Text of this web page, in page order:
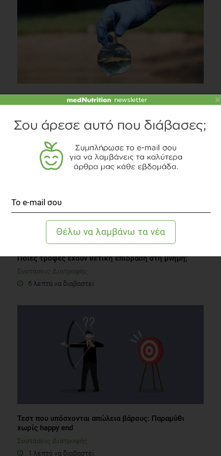
Cr-Χριστούγεννα
5 λεπτά να διαβαστεί
Ποιες τροφές έχουν θετική επίδραση στη μνήμη;
Συστάσεις Διατροφής
6 λεπτά να διαβαστεί
Τεστ που υπόσχονται απώλεια βάρους: Παραμύθι
χωρίς happy end
Συστάσεις Διατροφής
1 λεπτό να διαβαστεί
×